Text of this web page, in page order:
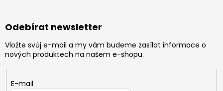
Odebírat newsletter
Vložte svůj e-mail a my vám budeme zasílat informace o
nových produktech na našem e-shopu.
E-mail